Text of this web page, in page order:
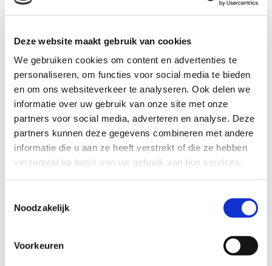
Deze website maakt gebruik van cookies
We gebruiken cookies om content en advertenties te
personaliseren, om functies voor social media te bieden
en om ons websiteverkeer te analyseren. Ook delen we
informatie over uw gebruik van onze site met onze
partners voor social media, adverteren en analyse. Deze
partners kunnen deze gegevens combineren met andere
informatie die u aan ze heeft verstrekt of die ze hebben
verzameld op basis van uw gebruik van hun services.
Noodzakelijk
Voorkeuren
Rijbewijs ingevorderd door alcohol
Rijbewijs ingevorderd door snelheid
9 Jeugdstrafrecht
9 Verdachte in strafzaak
9 Dagvaarding ontvangen
Verdacht van diefstal
9 Verdacht van heling
9 Verdacht van drugsdelict